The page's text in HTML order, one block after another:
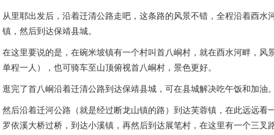
从里耶出发后，沿着迁清公路走吧，这条路的风景不错，全程沿着酉水
镇，然后到达保靖县城。
在这里要说的是，在碗米坡镇有一个村叫首八峒村，就在酉水河畔，风
单程一人），也可骑车至山顶俯视首八峒村，景色更好。
逛完了首八峒沿着迁清公路到达保靖县城，可在县城解决吃午饭和加油
然后沿着迁河公路（就是经过断龙山镇的路）到达芙蓉镇，在此远远看
罗依溪大桥过桥，到达小溪镇，再然后到达展笔村，在这里有一个三叉